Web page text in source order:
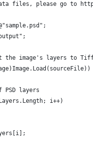
files, please go to
the image's layers to
PSD layers
i++)